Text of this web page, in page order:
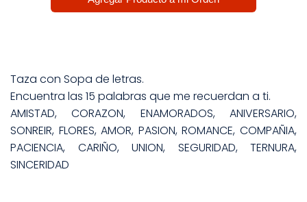
Taza con Sopa de letras.
Encuentra las 15 palabras que me recuerdan a ti.
AMISTAD, CORAZON, ENAMORADOS, ANIVERSARIO,
SONREIR, FLORES, AMOR, PASION, ROMANCE, COMPAÑIA,
PACIENCIA, CARIÑO, UNION, SEGURIDAD, TERNURA,
SINCERIDAD